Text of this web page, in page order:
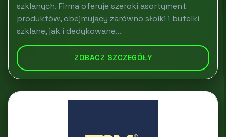
szklanych. Firma oferuje szeroki asortyment
produktów, obejmujący zarówno słoiki i butelki
szklane, jak i dedykowane...
ZOBACZ SZCZEGÓŁY